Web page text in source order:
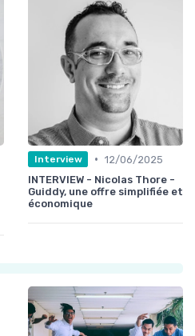
Interview • 12/06/2025
INTERVIEW - Nicolas Thore -
Guiddy, une offre simplifiée et
économique